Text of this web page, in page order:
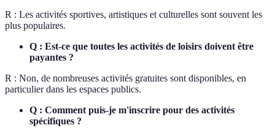
R : Les activités sportives, artistiques et culturelles sont souvent les
plus populaires.
Q : Est-ce que toutes les activités de loisirs doivent être
payantes ?
R : Non, de nombreuses activités gratuites sont disponibles, en
particulier dans les espaces publics.
Q : Comment puis-je m'inscrire pour des activités
spécifiques ?